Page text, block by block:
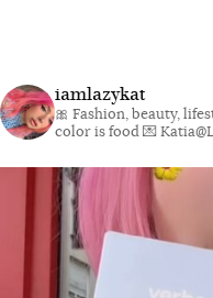
iamlazykat
🎀 Fashion, beauty,
color is food💌